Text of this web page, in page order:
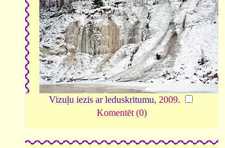
Vizuļu iezis ar leduskritumu, 2009.
Komentēt (0)